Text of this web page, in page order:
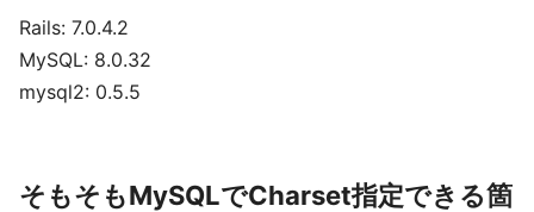
Rails: 7.0.4.2
MySQL: 8.0.32
mysql2: 0.5.5
そもそもMySQLでCharset指定できる箇